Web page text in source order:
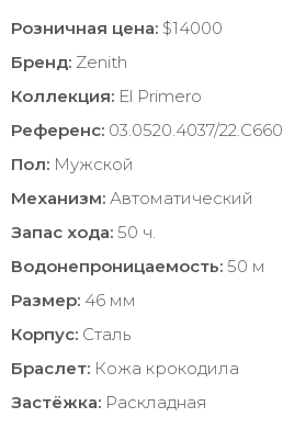
Розничная цена: $14000
Бренд: Zenith
Коллекция: El Primero
Референс: 03.0520.4037/22.C660
Пол: Мужской
Механизм: Автоматический
Запас хода: 50 ч.
Водонепроницаемость: 50 м
Размер: 46 мм
Корпус: Сталь
Браслет: Кожа крокодила
Застёжка: Раскладная